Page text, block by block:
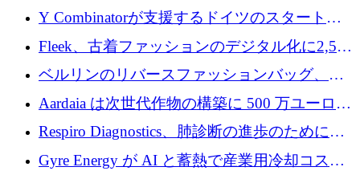
ス、支払いを統合するために 640 万ポンドを
Y Combinatorが支援するドイツのスタートア
ップFintoが340万ドルを調達、シリコンバレ
ーではなくミュンヘンを選んだと語る
Fleek、古着ファッションのデジタル化に2,500
万ドルを確保
ベルリンのリバースファッションバッグ、繊
維仕分け規模拡大に7桁の資金調達
Aardaia は次世代作物の構築に 500 万ユーロを
寄付
Respiro Diagnostics、肺診断の進歩のために
100 万ポンドを確保
Gyre Energy が AI と蓄熱で産業用冷却コスト